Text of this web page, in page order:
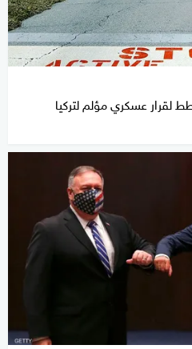
لقرار عسكري مؤلم لتركيا